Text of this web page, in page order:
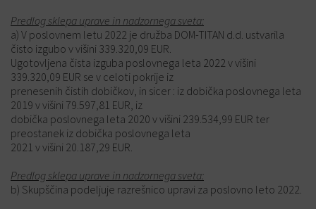
Predlog sklepa uprave in nadzornega sveta:
a) V poslovnem letu 2022 je družba DOM-TITAN d.d. ustvarila
čisto izgubo v višini 339.320,09 EUR.
Ugotovljena čista izguba poslovnega leta 2022 v višini
339.320,09 EUR se v celoti pokrije iz
prenesenih čistih dobičkov, in sicer : iz dobička poslovnega leta
2019 v višini 79.597,81 EUR, iz
dobička poslovnega leta 2020 v višini 239.534,99 EUR ter
preostanek iz dobička poslovnega leta
2021 v višini 20.187,29 EUR.
Predlog sklepa uprave in nadzornega sveta:
b) Skupščina podeljuje razrešnico upravi za poslovno leto 2022.